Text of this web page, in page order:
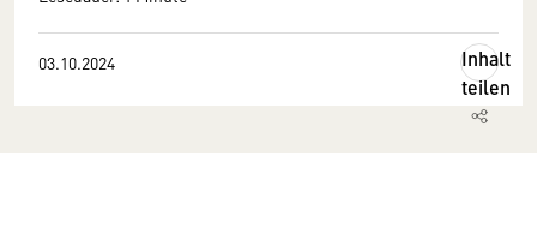
03.10.2024
Inhalt
teilen